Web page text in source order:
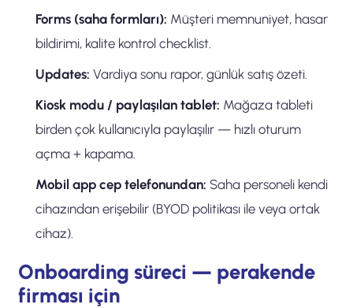
Forms (saha formları): Müşteri memnuniyet, hasar
bildirimi, kalite kontrol checklist.
Updates: Vardiya sonu rapor, günlük satış özeti.
Kiosk modu / paylaşılan tablet: Mağaza tableti
birden çok kullanıcıyla paylaşılır — hızlı oturum
açma + kapama.
Mobil app cep telefonundan: Saha personeli kendi
cihazından erişebilir (BYOD politikası ile veya ortak
cihaz).
Onboarding süreci — perakende
firması için